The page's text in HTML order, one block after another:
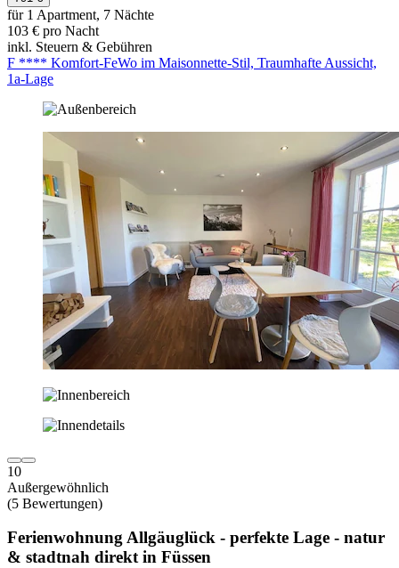
für 1 Apartment, 7 Nächte
103 € pro Nacht
inkl. Steuern & Gebühren
F **** Komfort-FeWo im Maisonnette-Stil, Traumhafte Aussicht,
1a-Lage
10
Außergewöhnlich
(5 Bewertungen)
Ferienwohnung Allgäuglück - perfekte Lage - natur
& stadtnah direkt in Füssen